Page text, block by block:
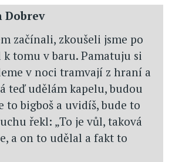
Dobrev
začínali, zkoušeli jsme po
tomu v baru. Pamatuju si
v noci tramvají z hraní a
teď udělám kapelu, budou
to bigboš a uvidíš, bude to
řekl: „To je vůl, taková
a on to udělal a fakt to